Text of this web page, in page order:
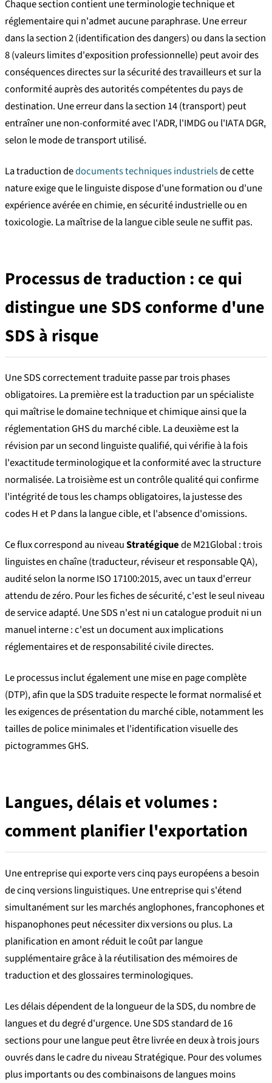
Chaque section contient une terminologie technique et
réglementaire qui n'admet aucune paraphrase. Une erreur
dans la section 2 (identification des dangers) ou dans la section
8 (valeurs limites d'exposition professionnelle) peut avoir des
conséquences directes sur la sécurité des travailleurs et sur la
conformité auprès des autorités compétentes du pays de
destination. Une erreur dans la section 14 (transport) peut
entraîner une non-conformité avec l'ADR, l'IMDG ou l'IATA DGR,
selon le mode de transport utilisé.
La traduction dedocuments techniques industrielsde cette
nature exige que le linguiste dispose d'une formation ou d'une
expérience avérée en chimie, en sécurité industrielle ou en
toxicologie. La maîtrise de la langue cible seule ne suffit pas.
Processus de traduction : ce qui
distingue une SDS conforme d'une
SDS à risque
Une SDS correctement traduite passe par trois phases
obligatoires. La première est la traduction par un spécialiste
qui maîtrise le domaine technique et chimique ainsi que la
réglementation GHS du marché cible. La deuxième est la
révision par un second linguiste qualifié, qui vérifie à la fois
l'exactitude terminologique et la conformité avec la structure
normalisée. La troisième est un contrôle qualité qui confirme
l'intégrité de tous les champs obligatoires, la justesse des
codes H et P dans la langue cible, et l'absence d'omissions.
Ce flux correspond au niveauStratégiquede M21Global : trois
linguistes en chaîne (traducteur, réviseur et responsable QA),
audité selon la norme ISO 17100:2015, avec un taux d'erreur
attendu de zéro. Pour les fiches de sécurité, c'est le seul niveau
de service adapté. Une SDS n'est ni un catalogue produit ni un
manuel interne : c'est un document aux implications
réglementaires et de responsabilité civile directes.
Le processus inclut également une mise en page complète
(DTP), afin que la SDS traduite respecte le format normalisé et
les exigences de présentation du marché cible, notamment les
tailles de police minimales et l'identification visuelle des
pictogrammes GHS.
Langues, délais et volumes :
comment planifier l'exportation
Une entreprise qui exporte vers cinq pays européens a besoin
de cinq versions linguistiques. Une entreprise qui s'étend
simultanément sur les marchés anglophones, francophones et
hispanophones peut nécessiter dix versions ou plus. La
planification en amont réduit le coût par langue
supplémentaire grâce à la réutilisation des mémoires de
traduction et des glossaires terminologiques.
Les délais dépendent de la longueur de la SDS, du nombre de
langues et du degré d'urgence. Une SDS standard de 16
sections pour une langue peut être livrée en deux à trois jours
ouvrés dans le cadre du niveau Stratégique. Pour des volumes
plus importants ou des combinaisons de langues moins